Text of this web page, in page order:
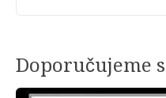
Doporučujeme